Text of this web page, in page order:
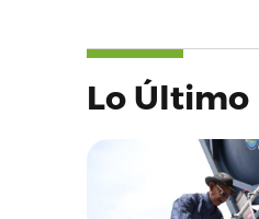
Lo Último